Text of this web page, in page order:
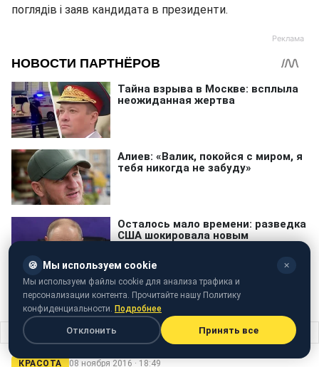
поглядів і заяв кандидата в президенти.
Главная Красота › Лікарі розповіли, чим небезпечний вчорашній чай
КРАСОТА 08 ноября 2016 · 18:49
🍪 Мы используем cookie ✕
Мы используем файлы cookie для анализа трафика и
персонализации контента. Прочитайте нашу Политику
конфиденциальности. Подробнее
Отклонить Принять все